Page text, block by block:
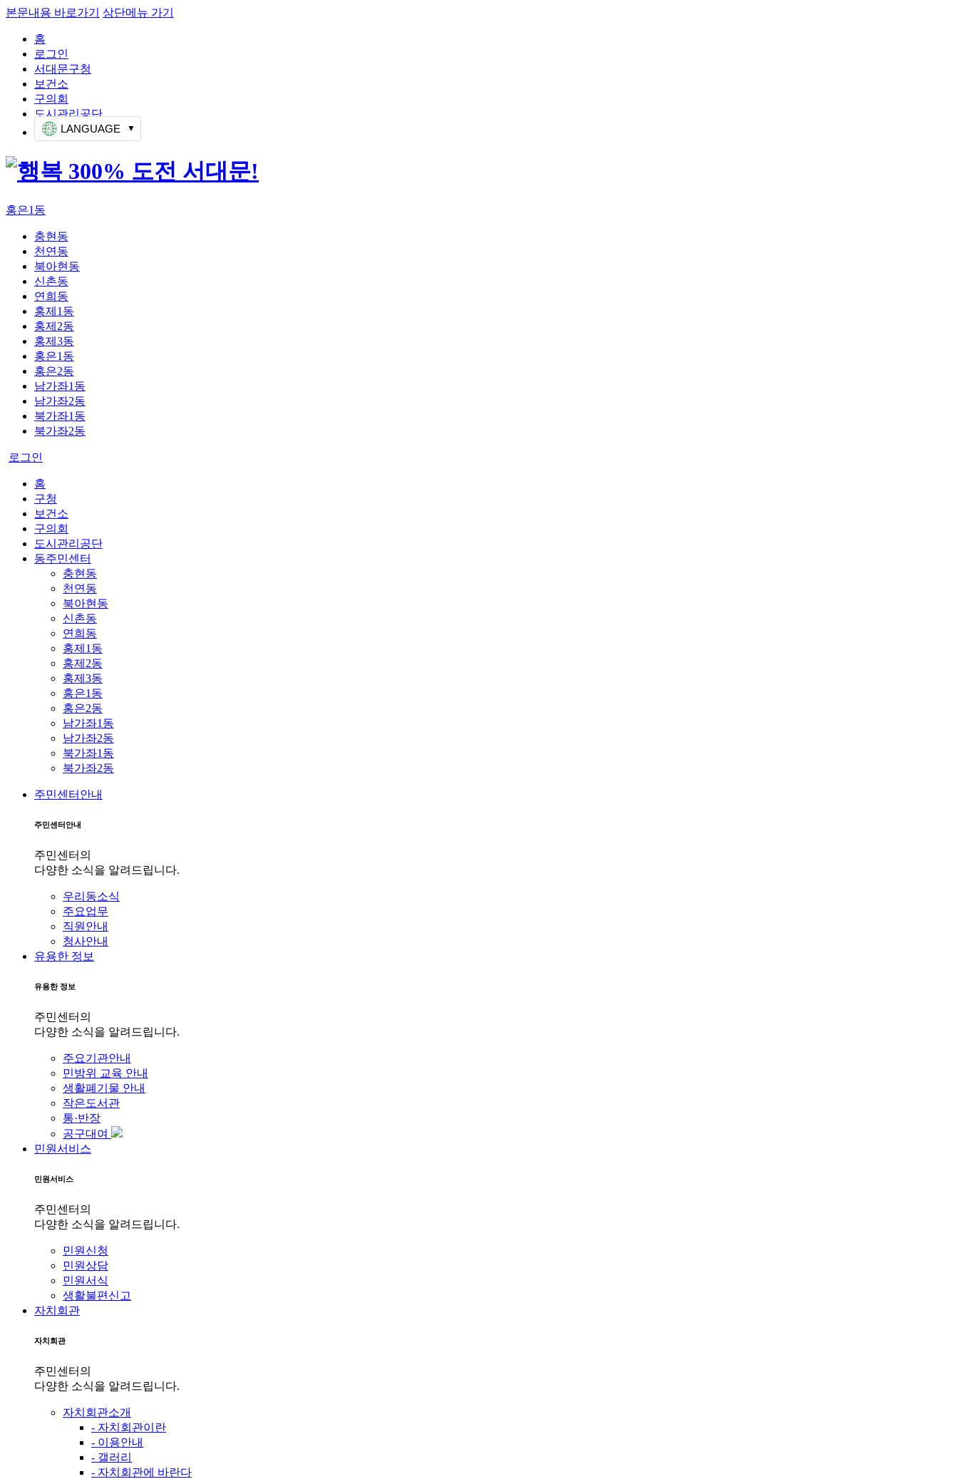
본문내용 바로가기 상단메뉴 가기
홈
로그인
서대문구청
보건소
구의회
도시관리공단
LANGUAGE
홍은1동
충현동
천연동
북아현동
신촌동
연희동
홍제1동
홍제2동
홍제3동
홍은1동
홍은2동
남가좌1동
남가좌2동
북가좌1동
북가좌2동
로그인
홈
구청
보건소
구의회
도시관리공단
동주민센터
충현동
천연동
북아현동
신촌동
연희동
홍제1동
홍제2동
홍제3동
홍은1동
홍은2동
남가좌1동
남가좌2동
북가좌1동
북가좌2동
주민센터안내
주민센터안내
주민센터의
다양한 소식을 알려드립니다.
우리동소식
주요업무
직원안내
청사안내
유용한 정보
유용한 정보
주민센터의
다양한 소식을 알려드립니다.
주요기관안내
민방위 교육 안내
생활폐기물 안내
작은도서관
통·반장
공구대여
민원서비스
민원서비스
주민센터의
다양한 소식을 알려드립니다.
민원신청
민원상담
민원서식
생활불편신고
자치회관
자치회관
주민센터의
다양한 소식을 알려드립니다.
자치회관소개
- 자치회관이란
- 이용안내
- 갤러리
- 자치회관에 바란다